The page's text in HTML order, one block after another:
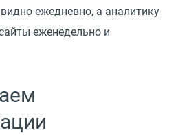
ежедневно, а аналитику
еженедельно и